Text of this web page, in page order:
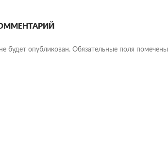
будет опубликован. Обязательные поля помечены